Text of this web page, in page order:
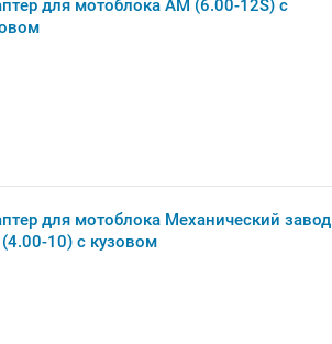
для мотоблока АМ (6.00-12S) с
для мотоблока Механический завод
10) с кузовом